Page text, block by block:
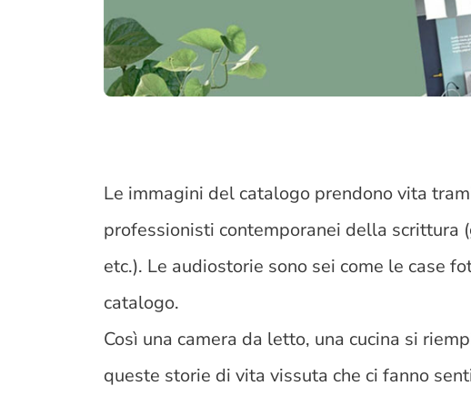
Le immagini del catalogo prendono vita
professionisti contemporanei della scrittura
etc.). Le audiostorie sono sei come le case
catalogo.
Così una camera da letto, una cucina si
queste storie di vita vissuta che ci fanno